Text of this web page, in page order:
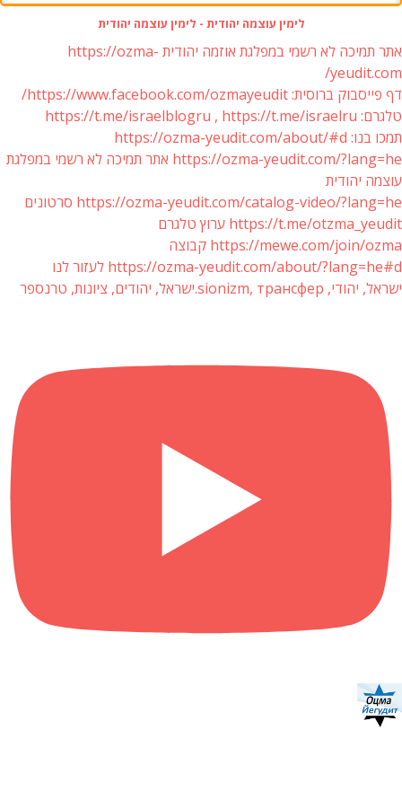
לימין עוצמה יהודית - לימין עוצמה יהודית
אתר תמיכה לא רשמי במפלגת אוזמה יהודית https://ozma-
yeudit.com/
דף פייסבוק ברוסית: https://www.facebook.com/ozmayeudit/
טלגרם: https://t.me/israelblogru , https://t.me/israelru
תמכו בנו: https://ozma-yeudit.com/about/#d
https://ozma-yeudit.com/?lang=he אתר תמיכה לא רשמי במפלגת
עוצמה יהודית
https://ozma-yeudit.com/catalog-video/?lang=he סרטונים
https://t.me/otzma_yeudit ערוץ טלגרם
https://mewe.com/join/ozma קבוצה
https://ozma-yeudit.com/about/?lang=he#d לעזור לנו
ישראל, יהודי, sionizm, трансфер.ישראל, יהודים, ציונות, טרנספר